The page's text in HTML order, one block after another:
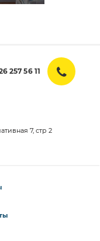
257 56 11
7, стр 2